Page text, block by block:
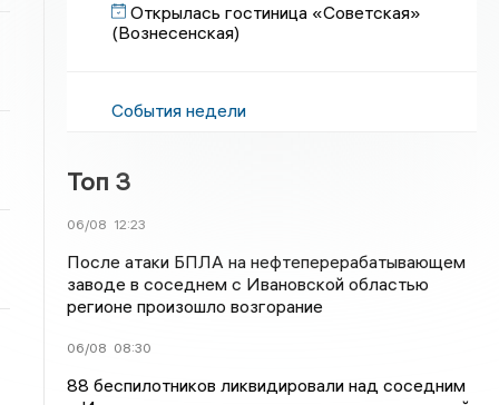
Открылась гостиница «Советская»
(Вознесенская)
События недели
Топ 3
06/08 12:23
После атаки БПЛА на нефтеперерабатывающем
заводе в соседнем с Ивановской областью
регионе произошло возгорание
06/08 08:30
88 беспилотников ликвидировали над соседним